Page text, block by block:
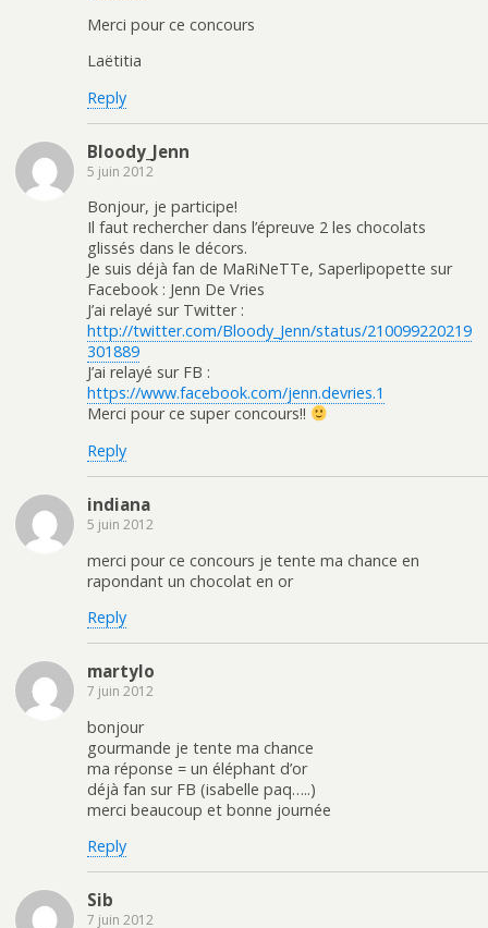
Merci pour ce concours
Laëtitia
Reply
Bloody_Jenn
5 juin 2012
Bonjour, je participe!
Il faut rechercher dans l’épreuve 2 les chocolats
glissés dans le décors.
Je suis déjà fan de MaRiNeTTe, Saperlipopette sur
Facebook : Jenn De Vries
J’ai relayé sur Twitter :
http://twitter.com/Bloody_Jenn/status/210099220219
301889
J’ai relayé sur FB :
https://www.facebook.com/jenn.devries.1
Merci pour ce super concours!!
Reply
indiana
5 juin 2012
merci pour ce concours je tente ma chance en
rapondant un chocolat en or
Reply
martylo
7 juin 2012
bonjour
gourmande je tente ma chance
ma réponse = un éléphant d’or
déjà fan sur FB (isabelle paq…..)
merci beaucoup et bonne journée
Reply
Sib
7 juin 2012